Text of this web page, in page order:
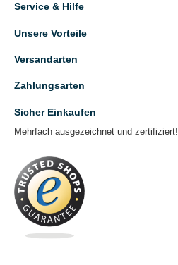
Service & Hilfe
Unsere Vorteile
Versandarten
Zahlungsarten
Sicher Einkaufen
Mehrfach ausgezeichnet und zertifiziert!